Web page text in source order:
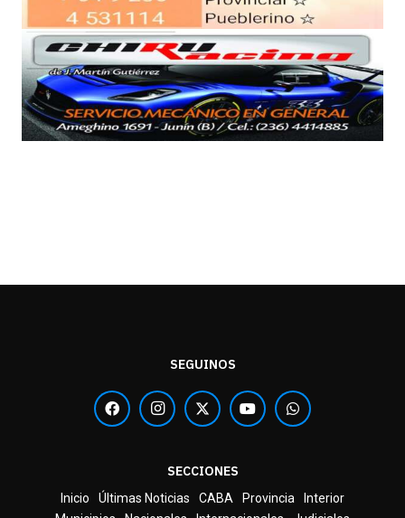
SEGUINOS
SECCIONES
Inicio Últimas Noticias CABA Provincia
Interior